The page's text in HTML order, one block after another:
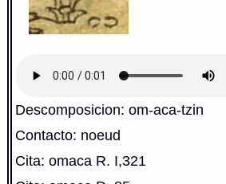
Descomposicion: om-aca-tzin
Contacto: noeud
Cita: omaca R. I,321